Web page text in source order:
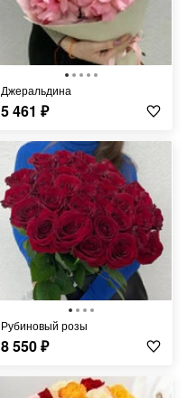
Джеральдина
5 461 ₽
Рубиновый розы
8 550₽